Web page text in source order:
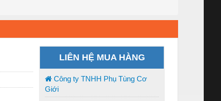
LIÊN HỆ MUA HÀNG
Công ty TNHH Phụ Tùng Cơ
Giới